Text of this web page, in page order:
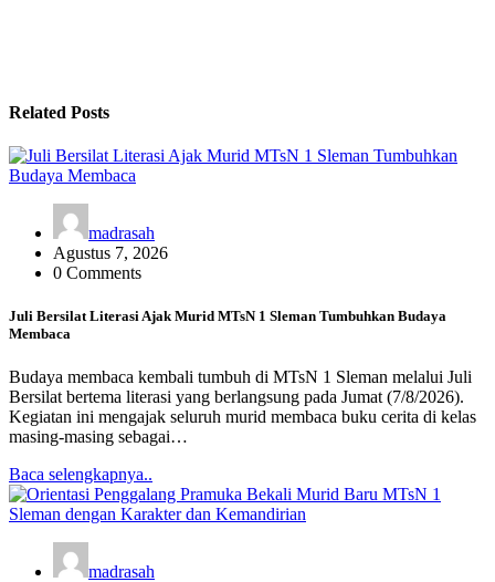
Related Posts
madrasah
Agustus 7, 2026
0 Comments
Juli Bersilat Literasi Ajak Murid MTsN 1 Sleman Tumbuhkan Budaya
Membaca
Budaya membaca kembali tumbuh di MTsN 1 Sleman melalui Juli
Bersilat bertema literasi yang berlangsung pada Jumat (7/8/2026).
Kegiatan ini mengajak seluruh murid membaca buku cerita di kelas
masing-masing sebagai…
Baca selengkapnya..
madrasah